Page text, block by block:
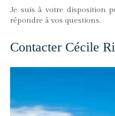
Je suis à votre disposition
répondre à vos questions.
Contacter Cécile